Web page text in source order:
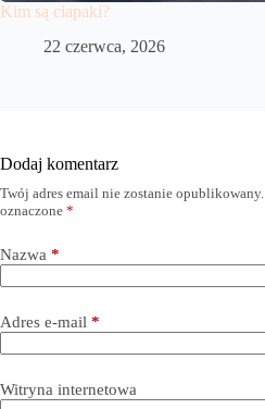
Kim są ciapaki?
22 czerwca, 2026
Dodaj komentarz
Twój adres email nie zostanie opublikowany.
oznaczone *
Nazwa *
Adres e-mail *
Witryna internetowa